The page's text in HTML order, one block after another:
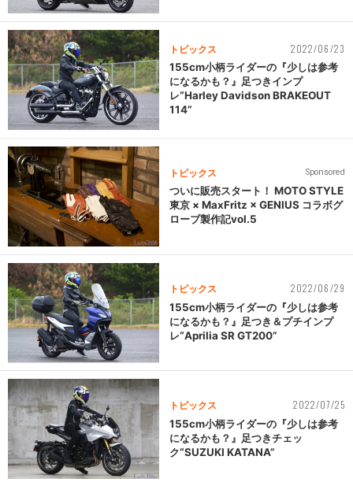
トピックス 2022/06/23
155cm小柄ライダーの『少しは参考
になるかも？』足つきインプ
レ“Harley Davidson BRAKEOUT
114”
トピックス Sponsored
ついに販売スタート！ MOTO STYLE
東京 × MaxFritz × GENIUS コラボグ
ローブ製作記vol.5
トピックス 2022/06/29
155cm小柄ライダーの『少しは参考
になるかも？』足つき＆プチインプ
レ“Aprilia SR GT200”
トピックス 2022/07/25
155cm小柄ライダーの『少しは参考
になるかも？』足つきチェッ
ク“SUZUKI KATANA”